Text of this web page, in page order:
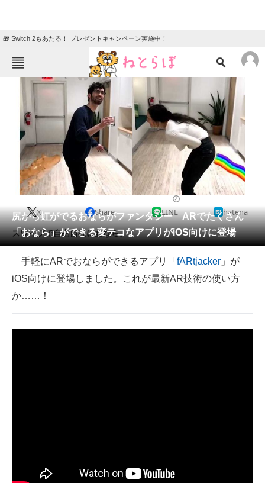
🎁 Switch 2もあたる！ プレゼントキャンペーン実施中！
ねとらぼメニュー
ニュース
エンタメ クイズ
グルメ 地域
住まい 教育・育児
動物 リサーチ
会員記事
メディア
注目記事を集めた総合ページ
スマホと通信の最新トレンド
経営リーダーのコミュニティ
尻から虹がでるおならがファンタジー ARでたくさん
「おなら」ができる変テコなアプリがiOS向けに登場
X Share LINE hatena
スワイプで自由自在におなら。
手軽にARでおならができるアプリ「 fARtjacker 」が
iOS向けに登場しました。これが最新AR技術の使い方
か……！